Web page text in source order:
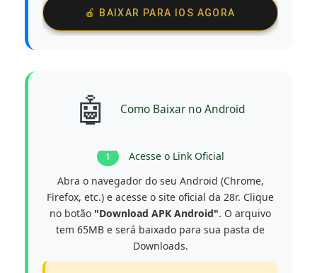
🍎 BAIXAR PARA IOS AGORA
🤖 Como Baixar no Android
1
Acesse o Link Oficial
Abra o navegador do seu Android (Chrome,
Firefox, etc.) e acesse o site oficial da 28r. Clique
no botão "Download APK Android". O arquivo
tem 65MB e será baixado para sua pasta de
Downloads.